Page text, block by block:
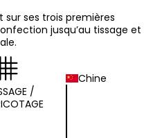
sur ses trois premières
jusqu’au tissage et
/
Chine